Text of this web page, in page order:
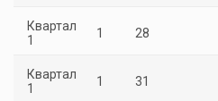
Квартал
1
1 28
Квартал
1
1 31